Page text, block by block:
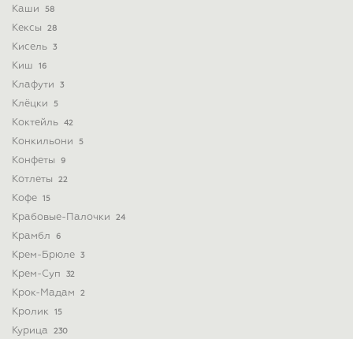
Каши 58
Кексы 28
Кисель 3
Киш 16
Клафути 3
Клёцки 5
Коктейль 42
Конкильони 5
Конфеты 9
Котлеты 22
Кофе 15
Крабовые-Палочки 24
Крамбл 6
Крем-Брюле 3
Крем-Суп 32
Крок-Мадам 2
Кролик 15
Курица 230